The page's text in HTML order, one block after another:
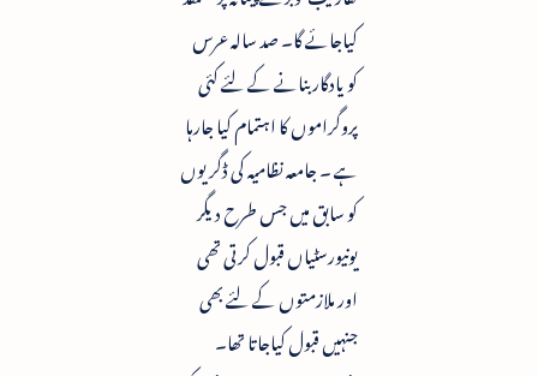
کیاجائے گا۔ صد سالہ عرس
کو یادگار بنانے کے لئے کئی
پروگراموں کا اہتمام کیا جارہا
ہے ۔ جامعہ نظامیہ کی ڈگریوں
کو سابق میں جس طرح دیگر
یونیورسٹیاں قبول کرتی تھی
اور ملازمتوں کے لئے بھی
جنہیں قبول کیاجاتا تھا۔